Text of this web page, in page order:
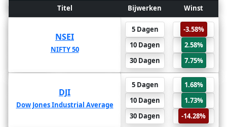
Titel Bijwerken Winst
NSEI
NIFTY 50
5 Dagen
10 Dagen
30 Dagen
-3.58%
2.58%
7.75%
DJI
Dow Jones Industrial Average
5 Dagen
10 Dagen
30 Dagen
1.68%
1.73%
-14.28%
Titel
Bijwerken
NSEI
NIFTY 50
1 Jaar
DJI
Dow Jones Industrial Average
1 Jaar
-30.09%